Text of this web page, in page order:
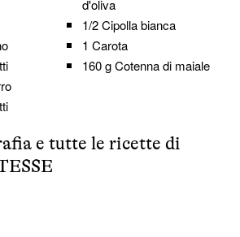
d'oliva
1/2Cipolla bianca
1 Carota
160 gCotenna di maiale
e tutte le ricette di